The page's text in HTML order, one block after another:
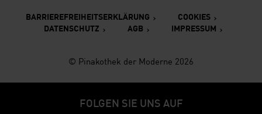
© Pinakothek der Moderne 2026
BARRIEREFREIHEITSERKLÄRUNG
COOKIES
DATENSCHUTZ
AGB IMPRESSUM
FOLGEN SIE UNS AUF